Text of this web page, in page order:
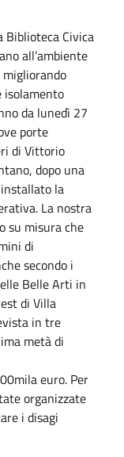
Biblioteca Civica
all’ambiente
isolamento
da lunedì 27
porte
di Vittorio
dopo una
la
La nostra
su misura che
di
secondo i
Belle Arti in
di Villa
in tre
metà di
euro. Per
organizzate
i disagi